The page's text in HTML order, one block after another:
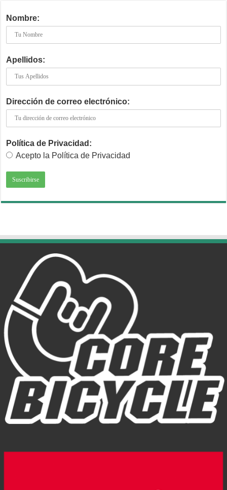
Nombre:
Apellidos:
Dirección de correo electrónico:
Política de Privacidad:
Acepto la Política de Privacidad